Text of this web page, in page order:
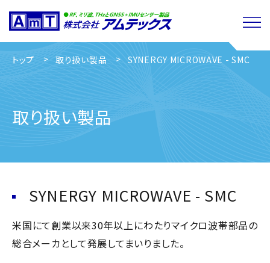
トップ 取り扱い製品 SYNERGY MICROWAVE - SMC
取り扱い製品
SYNERGY MICROWAVE - SMC
米国にて創業以来30年以上にわたりマイクロ波帯部品の
総合メーカとして発展してまいりました。